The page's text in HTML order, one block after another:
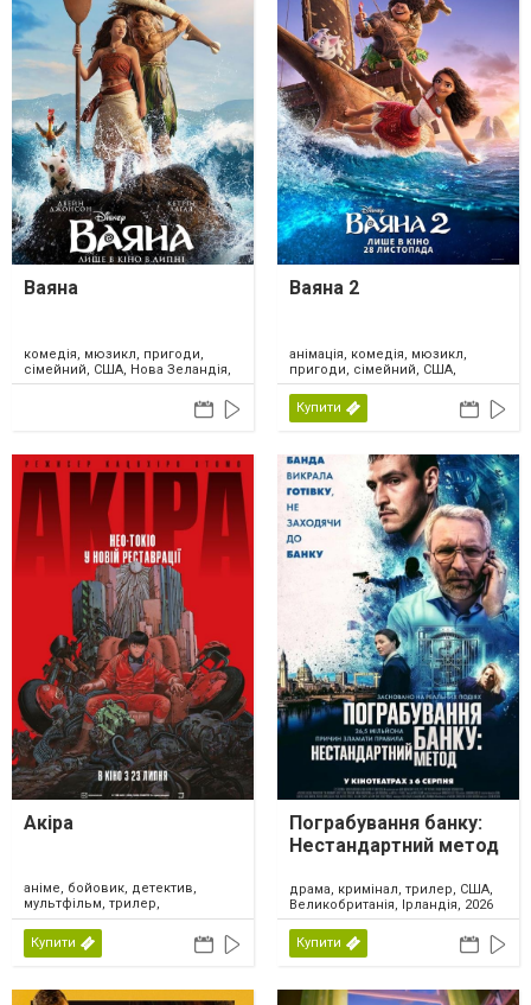
Ваяна
комедія, мюзикл, пригоди,
сімейний, США, Нова Зеландія,
2026
Ваяна 2
анімація, комедія, мюзикл,
пригоди, сімейний, США,
Канада, 2024
Купити
Акіра
аніме, бойовик, детектив,
мультфільм, трилер,
фантастика, Японія, 2026
Купити
Пограбування банку:
Нестандартний метод
драма, кримінал, трилер, США,
Великобританія, Ірландія, 2026
Купити